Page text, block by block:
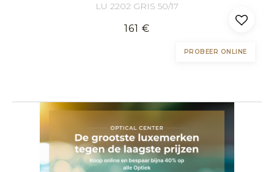
LU 2202 GRIS 50/17
161 €
PROBEER ONLINE